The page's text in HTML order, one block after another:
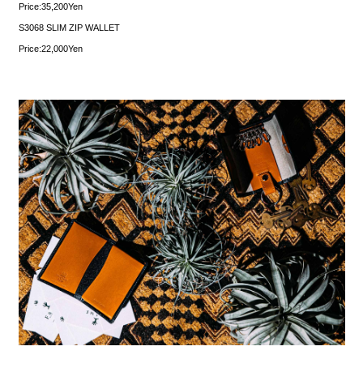
Price:35,200Yen
S3068 SLIM ZIP WALLET
Price:22,000Yen